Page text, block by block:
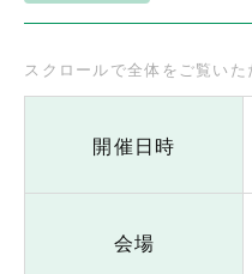
開催日時
会場